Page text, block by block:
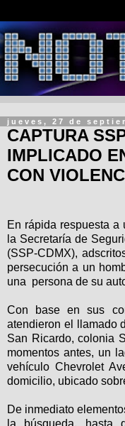
jueves, 27 de
CAPTURA
IMPLICADO
CON
En rápida respuesta
la Secretaría de
(SSP-CDMX),
persecución a un
una persona de su
Con base en sus
atendieron el llamado
San Ricardo, colonia
momentos antes, un
vehículo Chevrolet
domicilio, ubicado
De inmediato
la búsqueda, hasta